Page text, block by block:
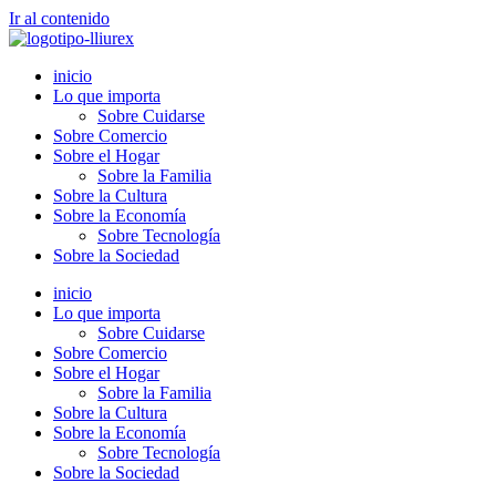
Ir al contenido
inicio
Lo que importa
Sobre Cuidarse
Sobre Comercio
Sobre el Hogar
Sobre la Familia
Sobre la Cultura
Sobre la Economía
Sobre Tecnología
Sobre la Sociedad
inicio
Lo que importa
Sobre Cuidarse
Sobre Comercio
Sobre el Hogar
Sobre la Familia
Sobre la Cultura
Sobre la Economía
Sobre Tecnología
Sobre la Sociedad